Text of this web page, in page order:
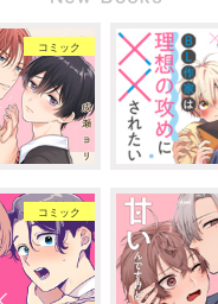
コミック
コミック